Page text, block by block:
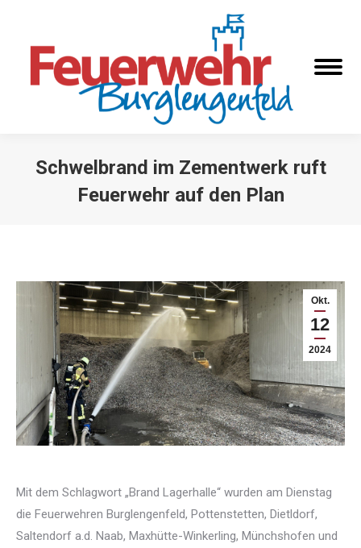
Schwelbrand im Zementwerk ruft
Feuerwehr auf den Plan
Okt.
12
2024
Mit dem Schlagwort „Brand Lagerhalle“ wurden am Dienstag
die Feuerwehren Burglengenfeld, Pottenstetten, Dietldorf,
Saltendorf a.d. Naab, Maxhütte-Winkerling, Münchshofen und